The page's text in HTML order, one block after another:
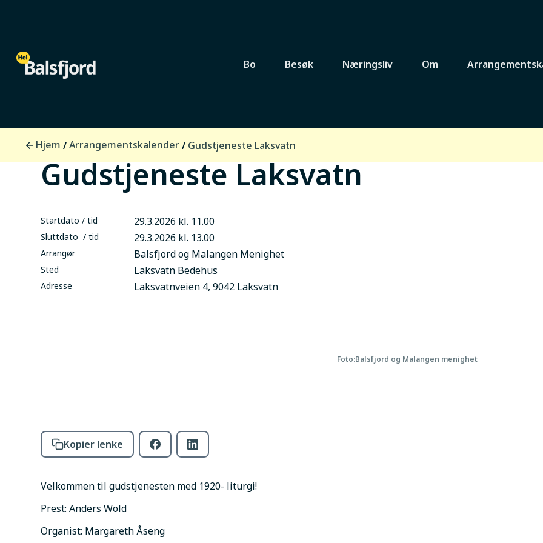
Bo Besøk Næringsliv Om
Hjem /Arrangementskalender/ Gudstjeneste Laksvatn
Gudstjeneste Laksvatn
Startdato / tid 29.3.2026 kl. 11.00
Sluttdato / tid 29.3.2026 kl. 13.00
Arrangør Balsfjord og Malangen Menighet
Sted Laksvatn Bedehus
Adresse Laksvatnveien 4, 9042 Laksvatn
Foto:Balsfjord og Malangen menighet
Kopier lenke
Velkommen til gudstjenesten med 1920- liturgi!
Prest: Anders Wold
Organist: Margareth Åseng